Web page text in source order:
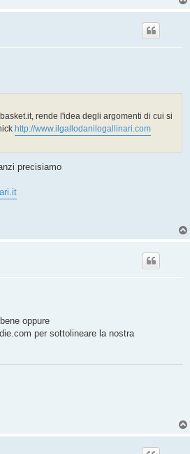
rende l'idea degli argomenti di cui si
http://www.ilgallodanilogallinari.com
precisiamo
oppure
per sottolineare la nostra